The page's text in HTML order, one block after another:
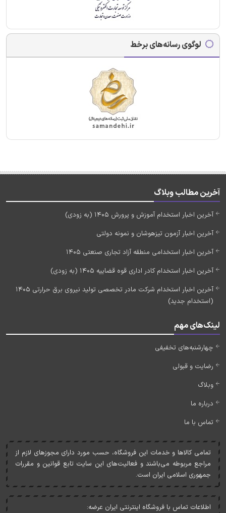
لوگوی رسانه‌های برخط
آخرین مطالب وبلاگ
آخرین اخبار استخدام آموزش و پرورش 1405 (به زودی)
آخرین اخبار آزمون تیزهوشان و نمونه دولتی
آخرین اخبار استخدامی منطقه آزاد تجاری صنعتی 1405
آخرین اخبار استخدام کادر اداری قوه قضاییه 1405 (به زودی)
آخرین اخبار استخدام شرکت مادر تخصصی تولید نیروی برق حرارتی 1405
(استخدام جدید)
لینک‌های مهم
چهارشنبه‌های تخفیفی
رضایت و قبولی
وبلاگ
درباره ما
تماس با ما
تمامی کالاها و خدمات اين فروشگاه، حسب مورد دارای مجوزهای لازم از
مراجع مربوطه می‌باشند و فعاليت‌های اين سايت تابع قوانين و مقررات
جمهوری اسلامی ايران است.
اطلاعات تماس با فروشگاه اینترنتی ایران عرضه: